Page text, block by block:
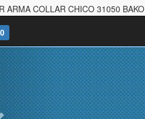
ARMA COLLAR CHICO 31050 BAKO
0